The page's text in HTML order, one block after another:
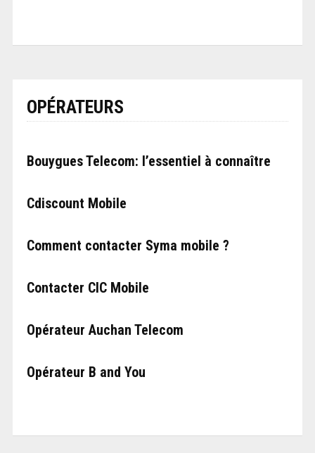
OPÉRATEURS
Bouygues Telecom: l’essentiel à connaître
Cdiscount Mobile
Comment contacter Syma mobile ?
Contacter CIC Mobile
Opérateur Auchan Telecom
Opérateur B and You